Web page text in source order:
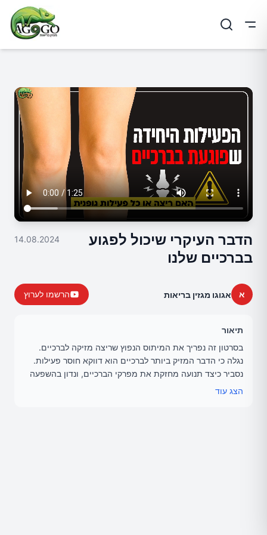
הדבר העיקרי שיכול לפגוע
בברכיים שלנו
14.08.2024
א אגוגו מגזין בריאות הרשמו לערוץ
תיאור
בסרטון זה נפריך את המיתוס הנפוץ שריצה מזיקה לברכיים.
נגלה כי הדבר המזיק ביותר לברכיים הוא דווקא חוסר פעילות.
נסביר כיצד תנועה מחזקת את מפרקי הברכיים, ונדון בהשפעה
הצג עוד